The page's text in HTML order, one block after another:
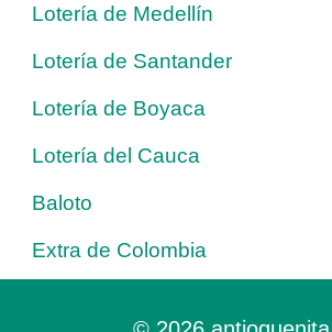
Lotería de Medellín
Lotería de Santander
Lotería de Boyaca
Lotería del Cauca
Baloto
Extra de Colombia